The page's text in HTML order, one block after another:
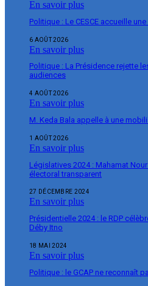
En savoir plus
Politique : Le CESCE accueille
6 AOÛT 2026
En savoir plus
Politique : La Présidence rejette
audiences
4 AOÛT 2026
En savoir plus
M. Keda Bala appelle à une
1 AOÛT 2026
En savoir plus
Législatives 2024 : Mahamat
électoral transparent
27 DÉCEMBRE 2024
En savoir plus
Présidentielle 2024 : le RDP
Déby Itno
18 MAI 2024
En savoir plus
Politique : le GCAP ne reconnaît